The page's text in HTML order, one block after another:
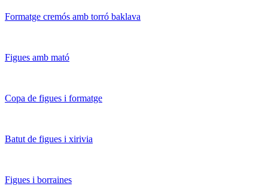
Formatge cremós amb torró baklava
Figues amb mató
Copa de figues i formatge
Batut de figues i xirivia
Figues i borraines